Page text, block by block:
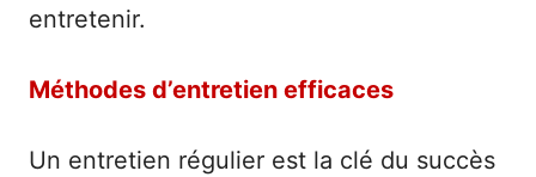
entretenir.
Méthodes d’entretien efficaces
Un entretien régulier est la clé du succès